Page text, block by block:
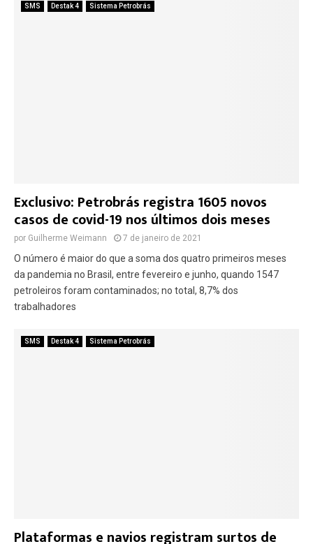
SMS Destak 4 Sistema Petrobrás
Exclusivo: Petrobrás registra 1605 novos
casos de covid-19 nos últimos dois meses
por Guilherme Weimann 7 de janeiro de 2021
O número é maior do que a soma dos quatro primeiros meses
da pandemia no Brasil, entre fevereiro e junho, quando 1547
petroleiros foram contaminados; no total, 8,7% dos
trabalhadores
SMS Destak 4 Sistema Petrobrás
Plataformas e navios registram surtos de